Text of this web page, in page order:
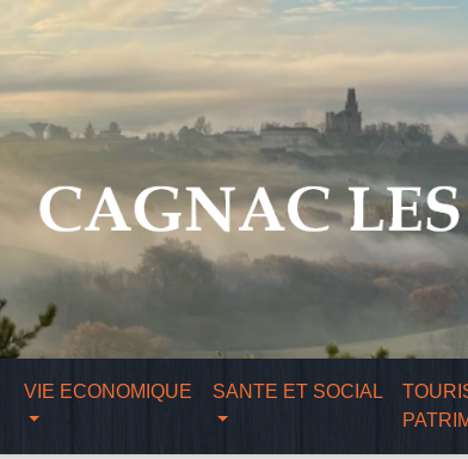
VIE ECONOMIQUE SANTE ET SOCIAL